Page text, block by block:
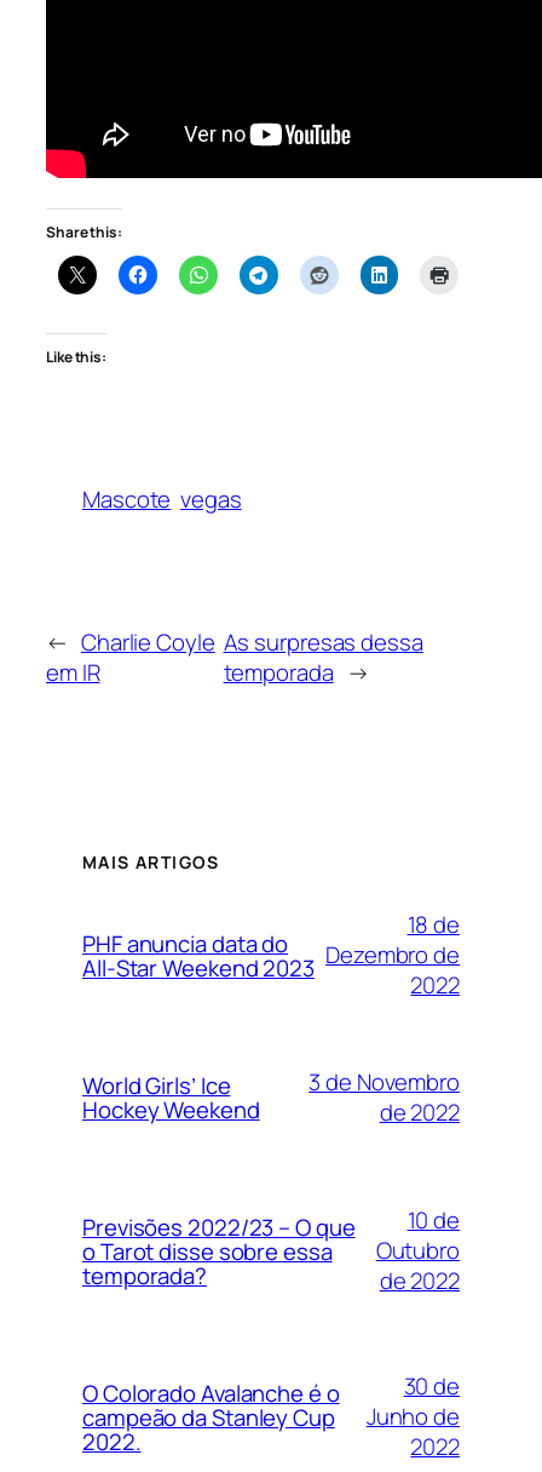
Share this:
Like this:
Mascote vegas
← Charlie Coyle
em IR
As surpresas dessa
temporada →
MAIS ARTIGOS
PHF anuncia data do
All-Star Weekend 2023
18 de
Dezembro de
2022
World Girls’ Ice
Hockey Weekend
3 de Novembro
de 2022
Previsões 2022/23 – O que
o Tarot disse sobre essa
temporada?
10 de
Outubro
de 2022
O Colorado Avalanche é o
campeão da Stanley Cup
2022.
30 de
Junho de
2022